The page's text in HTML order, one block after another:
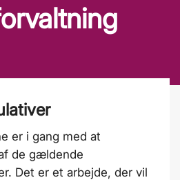
er i gang med at
de gældende
Det er et arbejde, der vil